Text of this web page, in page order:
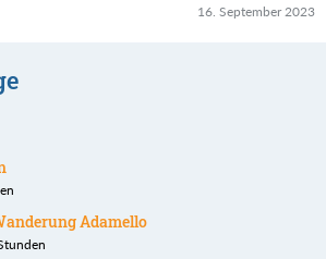
16. September 2023
Adamello